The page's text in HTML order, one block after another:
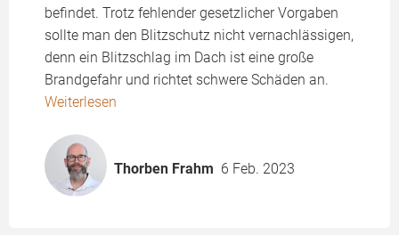
befindet. Trotz fehlender gesetzlicher Vorgaben
sollte man den Blitzschutz nicht vernachlässigen,
denn ein Blitzschlag im Dach ist eine große
Brandgefahr und richtet schwere Schäden an.
Weiterlesen
Thorben Frahm 6 Feb. 2023